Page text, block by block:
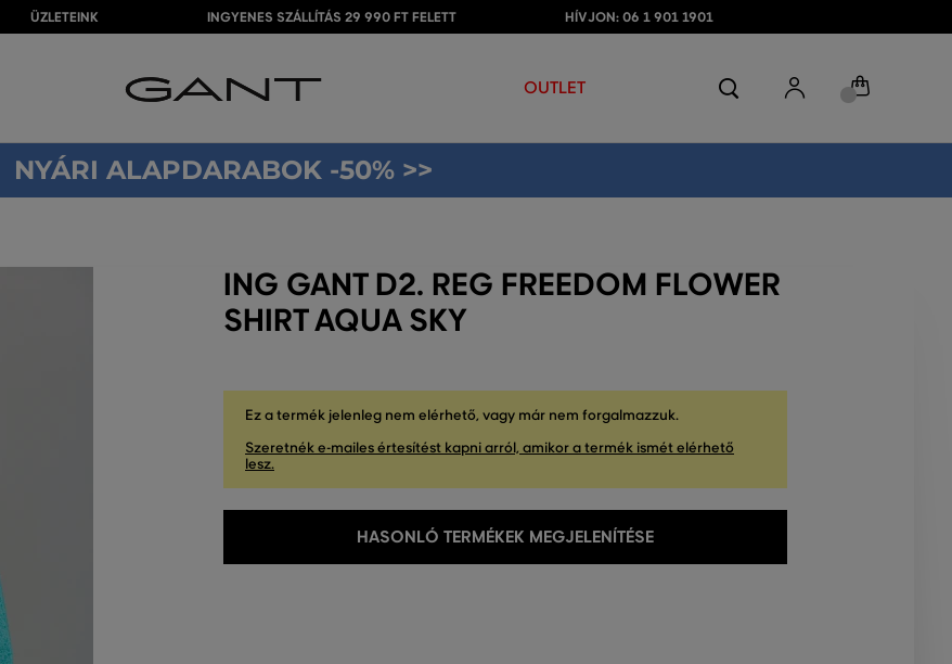
ÜZLETEINK INGYENES SZÁLLÍTÁS 29 990 FT FELETT HÍVJON: 06 1 901 1901
OUTLET
NYÁRI ALAPDARABOK -50% >>
ING GANT D2. REG FREEDOM FLOWER
SHIRT AQUA SKY
Ez a termék jelenleg nem elérhető, vagy már nem forgalmazzuk.
Szeretnék e-mailes értesítést kapni arról, amikor a termék ismét elérhető
lesz.
HASONLÓ TERMÉKEK MEGJELENÍTÉSE